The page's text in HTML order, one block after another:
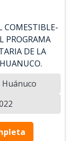
COMESTIBLE-
PROGRAMA
DE LA
Huánuco